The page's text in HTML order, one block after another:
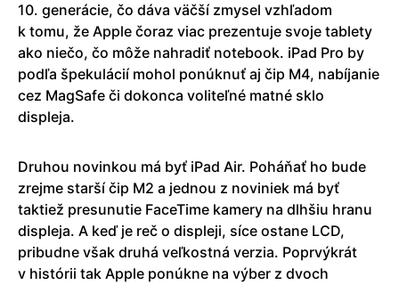
10. generácie, čo dáva väčší zmysel vzhľadom
k tomu, že Apple čoraz viac prezentuje svoje tablety
ako niečo, čo môže nahradiť notebook. iPad Pro by
podľa špekulácií mohol ponúknuť aj čip M4, nabíjanie
cez MagSafe či dokonca voliteľné matné sklo
displeja.
Druhou novinkou má byť iPad Air. Poháňať ho bude
zrejme starší čip M2 a jednou z noviniek má byť
taktiež presunutie FaceTime kamery na dlhšiu hranu
displeja. A keď je reč o displeji, síce ostane LCD,
pribudne však druhá veľkostná verzia. Poprvýkrát
v histórii tak Apple ponúkne na výber z dvoch